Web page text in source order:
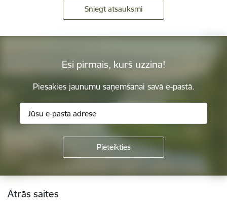
Sniegt atsauksmi
Esi pirmais, kurš uzzina!
Piesakies jaunumu saņemšanai savā e-pastā.
Kājene
Ātrās saites